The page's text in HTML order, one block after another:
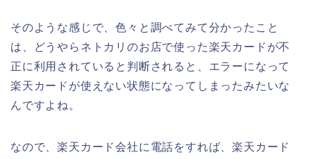
そのような感じで、色々と調べてみて分かったこと
は、どうやらネトカリのお店で使った楽天カードが不
正に利用されていると判断されると、エラーになって
楽天カードが使えない状態になってしまったみたいな
んですよね。
なので、楽天カード会社に電話をすれば、楽天カード